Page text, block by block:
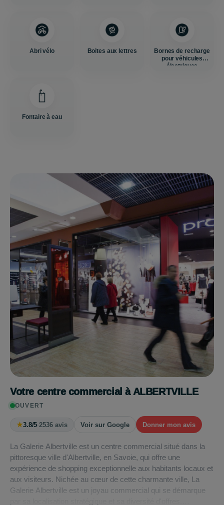
Abri vélo Boites aux lettres
Bornes de recharge
pour véhicules
électriques
Fontaire à eau
Votre centre commercial à ALBERTVILLE
OUVERT
★3.8/5·2536 avis Voir sur Google Donner mon avis
La Galerie Albertville est un centre commercial situé dans la
pittoresque ville d'Albertville, en Savoie, qui offre une
expérience de shopping exceptionnelle aux habitants locaux et
aux visiteurs. Nichée au cœur de cette charmante ville, La
Galerie Albertville est un joyau commercial qui se démarque